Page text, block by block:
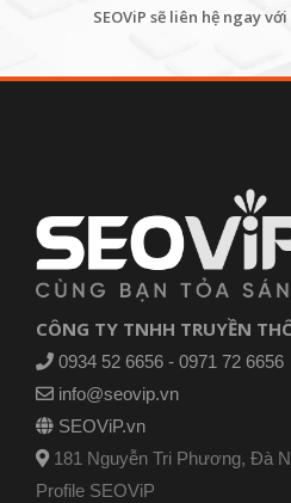
SEOViP sẽ liên hệ ngay
CÔNG TY TNHH TRUYỀN
0934 52 6656 - 0971 72 6656
info@seovip.vn
SEOViP.vn
181 Nguyễn Tri Phương, Đà
Profile SEOViP